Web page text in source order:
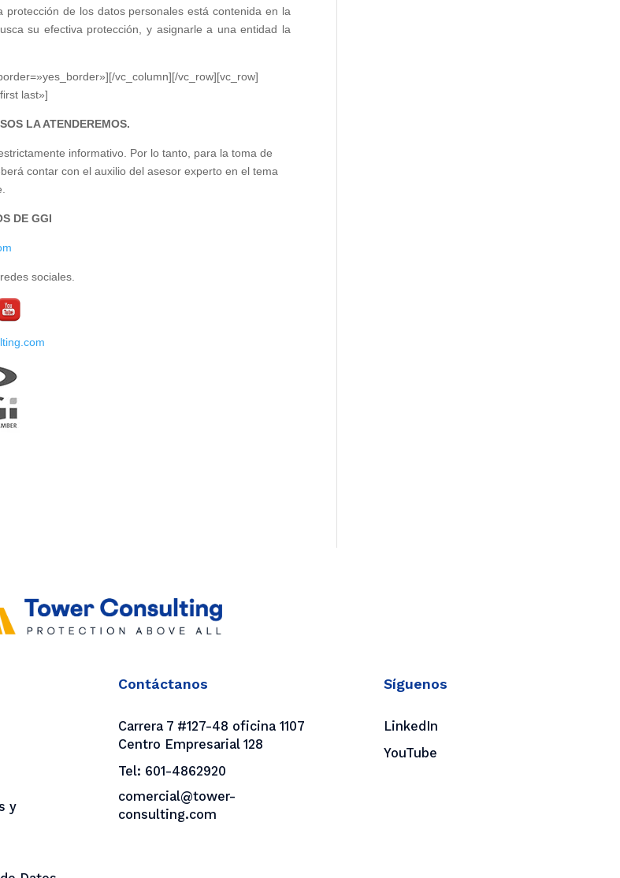
de los datos personales está contenida en la
su efectiva protección, y asignarle a una entidad la
vc_column][/vc_row][vc_row]
last»]
LA ATENDEREMOS.
informativo. Por lo tanto, para la toma de
contar con el auxilio del asesor experto en el tema
DE GGI
sociales.
y
Contáctanos
Carrera 7 #127-48 oficina 1107
Centro Empresarial 128
Tel: 601-4862920
comercial@tower-
consulting.com
Síguenos
LinkedIn
YouTube